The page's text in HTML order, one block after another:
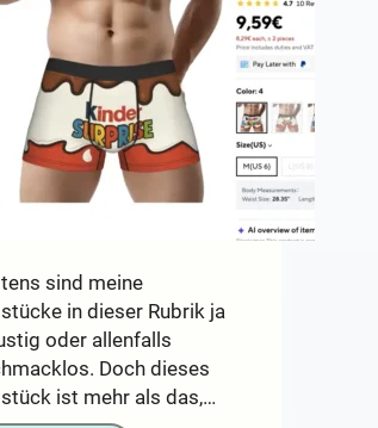
sind meine
in dieser Rubrik ja
oder allenfalls
Doch dieses
ist mehr als das,…